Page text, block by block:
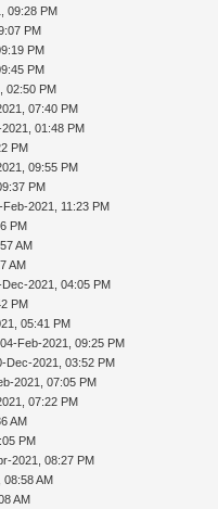
09:28 PM
PM
PM
PM
02:50 PM
07:40 PM
01:48 PM
PM
09:55 PM
PM
Feb-2021, 11:23 PM
PM
AM
AM
2021, 04:05 PM
PM
05:41 PM
Feb-2021, 09:25 PM
Dec-2021, 03:52 PM
2021, 07:05 PM
07:22 PM
AM
PM
2021, 08:27 PM
08:58 AM
AM